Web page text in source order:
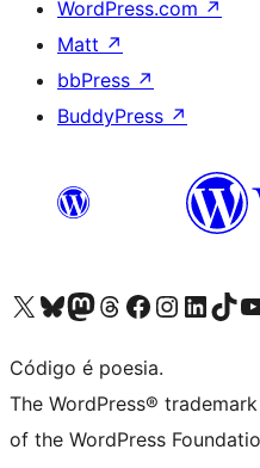
WordPress.com ↗
Matt ↗
bbPress ↗
BuddyPress ↗
Visite a nossa conta X (antigo Twitter)
Visit our Bluesky account
Visit our Mastodon account
Visit our Threads account
Visite a nossa página do Facebook
Visite a nossa conta no
Visite a nossa conta
Visit our
Código é poesia.
The WordPress®
of the WordPress